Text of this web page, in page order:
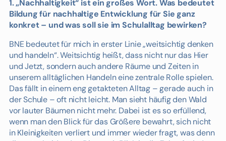
1. „Nachhaltigkeit“ ist ein großes Wort. Was bedeutet
Bildung für nachhaltige Entwicklung für Sie ganz
konkret – und was soll sie im Schulalltag bewirken?
BNE bedeutet für mich in erster Linie „weitsichtig denken
und handeln“. Weitsichtig heißt, dass nicht nur das Hier
und Jetzt, sondern auch andere Räume und Zeiten in
unserem alltäglichen Handeln eine zentrale Rolle spielen.
Das fällt in einem eng getakteten Alltag – gerade auch in
der Schule – oft nicht leicht. Man sieht häufig den Wald
vor lauter Bäumen nicht mehr. Dabei ist es so erfüllend,
wenn man den Blick für das Größere bewahrt, sich nicht
in Kleinigkeiten verliert und immer wieder fragt, was denn